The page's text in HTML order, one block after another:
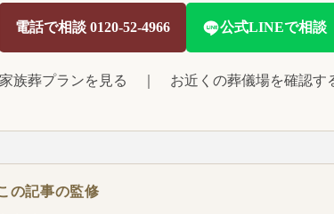
電話で相談 0120-52-4966 公式LINEで相談
家族葬プランを見る お近くの葬儀場を確認す
の記事の監修